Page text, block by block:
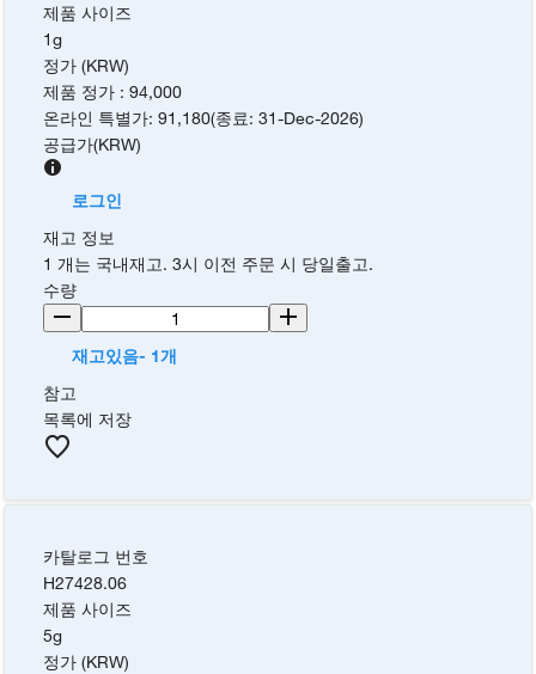
제품 사이즈
1g
정가 (KRW)
제품 정가 :94,000
온라인 특별가:91,180(종료:31-Dec-2026)
공급가(KRW)
로그인
재고 정보
1 개는 국내재고. 3시 이전 주문 시 당일출고.
수량
재고있음- 1개
참고
목록에 저장
카탈로그 번호
H27428.06
제품 사이즈
5g
정가 (KRW)